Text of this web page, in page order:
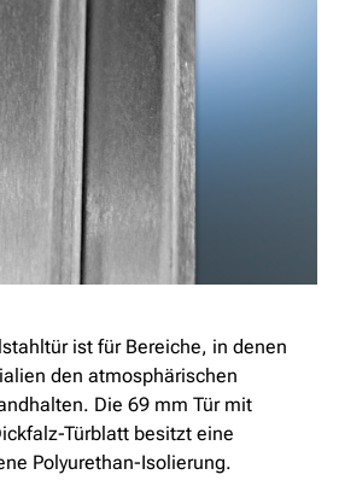
ist für Bereiche, in denen
den atmosphärischen
Die 69 mm Tür mit
Türblatt besitzt eine
Polyurethan-Isolierung.